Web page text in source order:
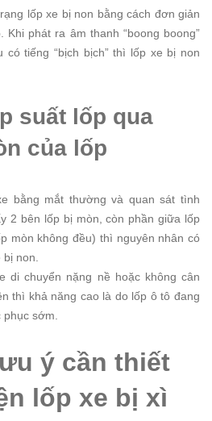
lốp xe bị non bằng cách đơn giản
phát ra âm thanh “boong boong”
tiếng “bịch bịch” thì lốp xe bị non
suất lốp qua
của lốp
bằng mắt thường và quan sát tình
2 bên lốp bị mòn, còn phần giữa lốp
mòn không đều) thì nguyên nhân có
non.
di chuyển nặng nề hoặc không cân
thì khả năng cao là do lốp ô tô đang
sớm.
ý cần thiết
lốp xe bị xì